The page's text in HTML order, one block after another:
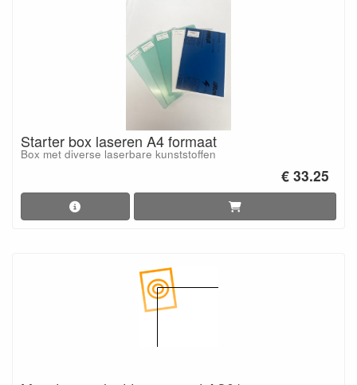
Starter box laseren A4 formaat
Box met diverse laserbare kunststoffen
€ 33.25